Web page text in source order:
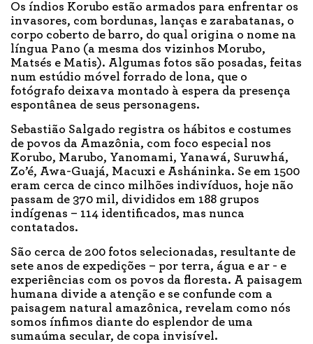
Os índios Korubo estão armados para enfrentar os
invasores, com bordunas, lanças e zarabatanas, o
corpo coberto de barro, do qual origina o nome na
língua Pano (a mesma dos vizinhos Morubo,
Matsés e Matis). Algumas fotos são posadas, feitas
num estúdio móvel forrado de lona, que o
fotógrafo deixava montado à espera da presença
espontânea de seus personagens.
Sebastião Salgado registra os hábitos e costumes
de povos da Amazônia, com foco especial nos
Korubo, Marubo, Yanomami, Yanawá, Suruwhá,
Zo’é, Awa-Guajá, Macuxi e Asháninka. Se em 1500
eram cerca de cinco milhões indivíduos, hoje não
passam de 370 mil, divididos em 188 grupos
indígenas – 114 identificados, mas nunca
contatados.
São cerca de 200 fotos selecionadas, resultante de
sete anos de expedições – por terra, água e ar - e
experiências com os povos da floresta. A paisagem
humana divide a atenção e se confunde com a
paisagem natural amazônica, revelam como nós
somos ínfimos diante do esplendor de uma
sumaúma secular, de copa invisível.